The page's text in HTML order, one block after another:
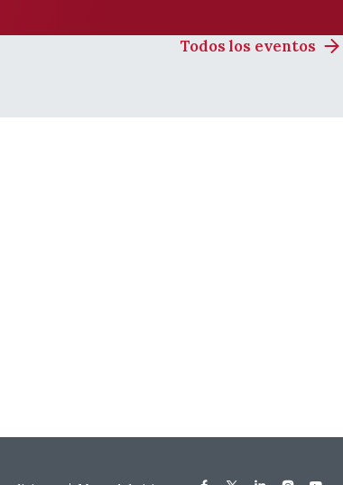
Todos los eventos